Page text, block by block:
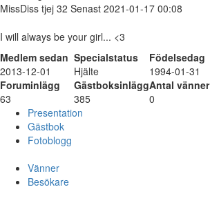
MissDiss tjej 32 Senast 2021-01-17 00:08
I will always be your girl... <3
Medlem sedan Specialstatus
Födelsedag
2013-12-01
Hjälte
1994-01-31
Foruminlägg
GästboksinläggAntal vänner
63
385
0
Presentation
Gästbok
Fotoblogg
Vänner
Besökare